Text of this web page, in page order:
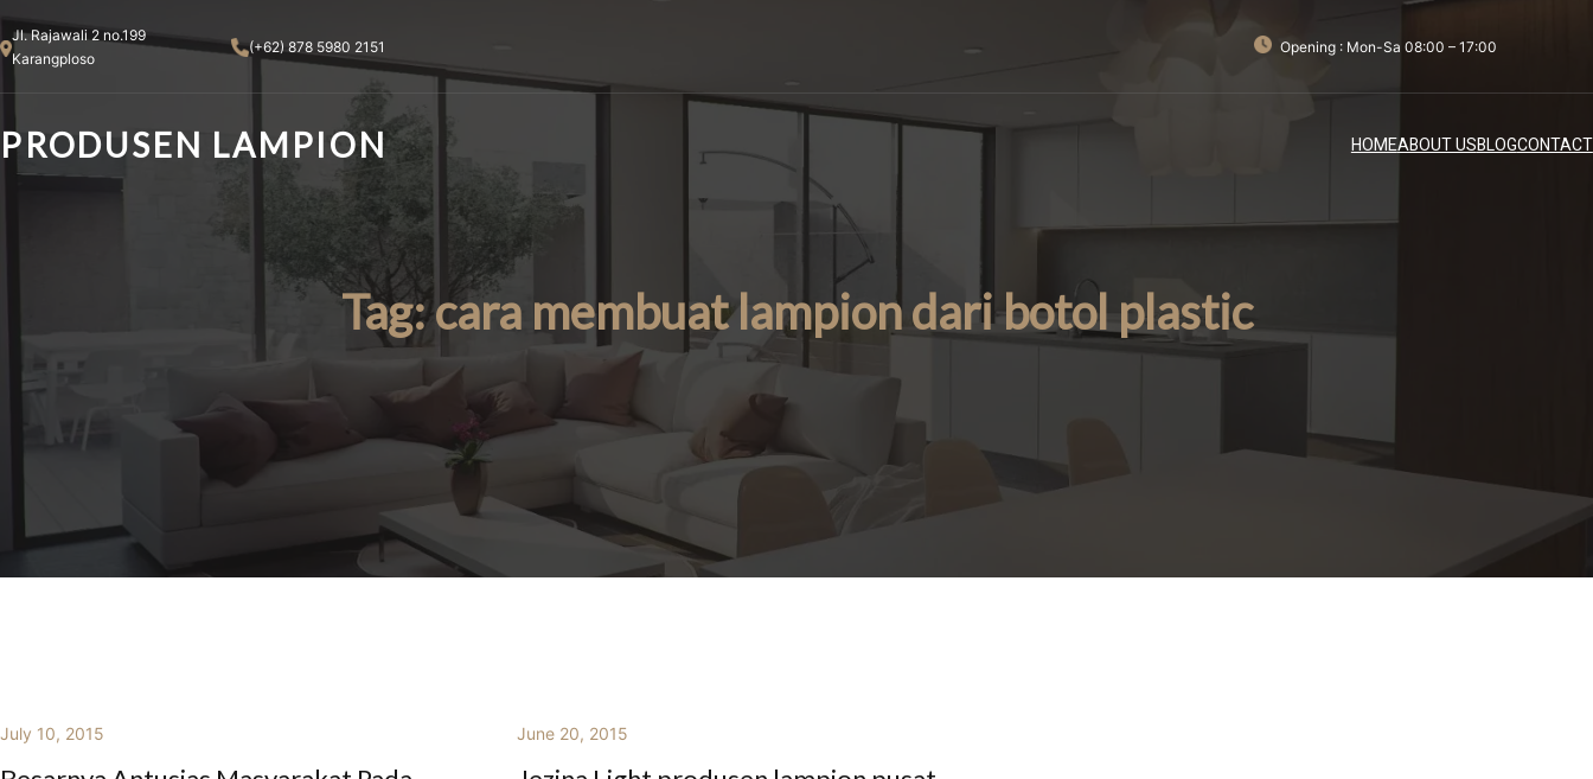
to
content
Jl. Rajawali 2 no.199
Karangploso
(+62) 878 5980 2151 Opening : Mon-Sa 08:00 – 17:00
PRODUSEN LAMPION HOMEABOUT USBLOGCONTACT
Tag:cara membuat lampion dari botol plastic
July 10, 2015 June 20, 2015